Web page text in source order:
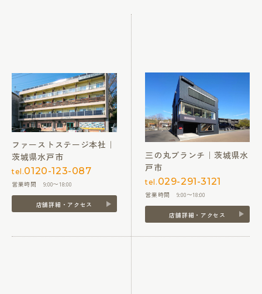
ファーストステージ本社｜
茨城県水戸市
tel.0120-123-087
営業時間 9:00〜18:00
店舗詳細・アクセス
三の丸ブランチ｜茨城県水
戸市
tel. 029-291-3121
営業時間 9:00〜18:00
店舗詳細・アクセス